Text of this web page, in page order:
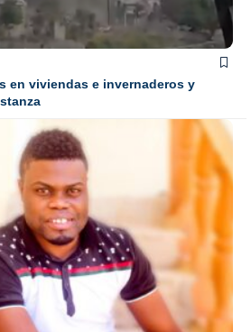
en viviendas e invernaderos y